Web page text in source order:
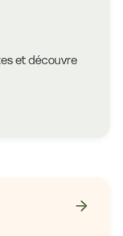
et découvre